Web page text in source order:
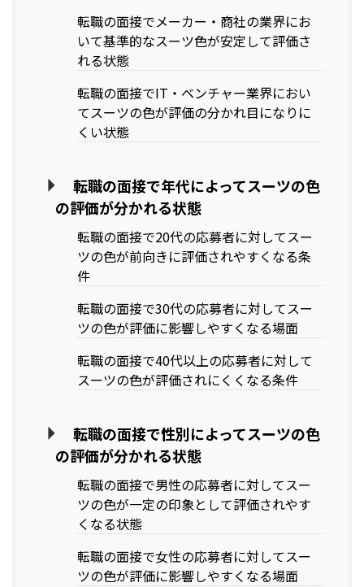
転職の面接でメーカー・商社の業界にお
いて基準的なスーツ色が安定して評価さ
れる状態
転職の面接でIT・ベンチャー業界におい
てスーツの色が評価の分かれ目になりに
くい状態
転職の面接で年代によってスーツの色
の評価が分かれる状態
転職の面接で20代の応募者に対してスー
ツの色が前向きに評価されやすくなる条
件
転職の面接で30代の応募者に対してスー
ツの色が評価に影響しやすくなる場面
転職の面接で40代以上の応募者に対して
スーツの色が評価されにくくなる条件
転職の面接で性別によってスーツの色
の評価が分かれる状態
転職の面接で男性の応募者に対してスー
ツの色が一定の印象として評価されやす
くなる状態
転職の面接で女性の応募者に対してスー
ツの色が評価に影響しやすくなる場面